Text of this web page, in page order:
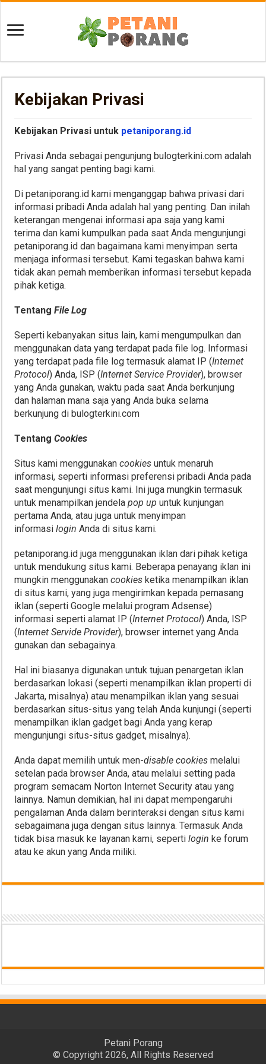
Kebijakan Privasi
Kebijakan Privasi untuk petaniporang.id
Privasi Anda sebagai pengunjung bulogterkini.com adalah
hal yang sangat penting bagi kami.
Di petaniporang.id kami menganggap bahwa privasi dari
informasi pribadi Anda adalah hal yang penting. Dan inilah
keterangan mengenai informasi apa saja yang kami
terima dan kami kumpulkan pada saat Anda mengunjungi
petaniporang.id dan bagaimana kami menyimpan serta
menjaga informasi tersebut. Kami tegaskan bahwa kami
tidak akan pernah memberikan informasi tersebut kepada
pihak ketiga.
TentangFile Log
Seperti kebanyakan situs lain, kami mengumpulkan dan
menggunakan data yang terdapat pada file log. Informasi
yang terdapat pada file log termasuk alamat IP (Internet
Protocol) Anda, ISP (Internet Service Provider), browser
yang Anda gunakan, waktu pada saat Anda berkunjung
dan halaman mana saja yang Anda buka selama
berkunjung di bulogterkini.com
TentangCookies
Situs kami menggunakancookies untuk menaruh
informasi, seperti informasi preferensi pribadi Anda pada
saat mengunjungi situs kami. Ini juga mungkin termasuk
untuk menampilkan jendelapop upuntuk kunjungan
pertama Anda, atau juga untuk menyimpan
informasilogin Anda di situs kami.
petaniporang.id juga menggunakan iklan dari pihak ketiga
untuk mendukung situs kami. Beberapa penayang iklan ini
mungkin menggunakancookies ketika menampilkan iklan
di situs kami, yang juga mengirimkan kepada pemasang
iklan (seperti Google melalui program Adsense)
informasi seperti alamat IP (Internet Protocol) Anda, ISP
(Internet Servide Provider), browser internet yang Anda
gunakan dan sebagainya.
Hal ini biasanya digunakan untuk tujuan penargetan iklan
berdasarkan lokasi (seperti menampilkan iklan properti di
Jakarta, misalnya) atau menampilkan iklan yang sesuai
berdasarkan situs-situs yang telah Anda kunjungi (seperti
menampilkan iklan gadget bagi Anda yang kerap
mengunjungi situs-situs gadget, misalnya).
Anda dapat memilih untuk men-disable cookies melalui
setelan pada browser Anda, atau melalui setting pada
program semacam Norton Internet Security atau yang
lainnya. Namun demikian, hal ini dapat mempengaruhi
pengalaman Anda dalam berinteraksi dengan situs kami
sebagaimana juga dengan situs lainnya. Termasuk Anda
tidak bisa masuk ke layanan kami, sepertilogin ke forum
atau ke akun yang Anda miliki.
Petani Porang
© Copyright 2026, All Rights Reserved